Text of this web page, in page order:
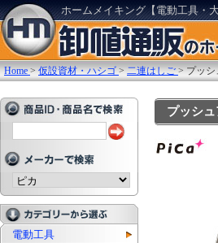
ホームメイキング【電動工具・
Home >仮設資材・ハシゴ >二連はしご >プッ
電動工具
プッシ